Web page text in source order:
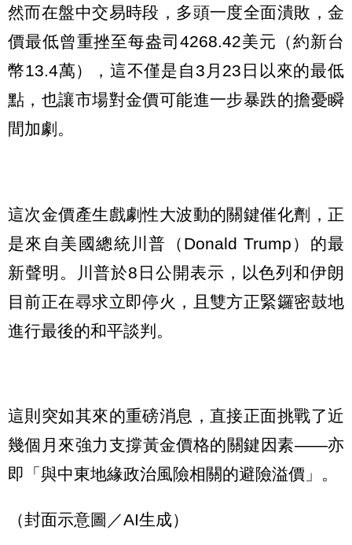
然而在盤中交易時段，多頭一度全面潰敗，金
價最低曾重挫至每盎司4268.42美元（約新台
幣13.4萬），這不僅是自3月23日以來的最低
點，也讓市場對金價可能進一步暴跌的擔憂瞬
間加劇。
這次金價產生戲劇性大波動的關鍵催化劑，正
是來自美國總統川普（Donald Trump）的最
新聲明。川普於8日公開表示，以色列和伊朗
目前正在尋求立即停火，且雙方正緊鑼密鼓地
進行最後的和平談判。
這則突如其來的重磅消息，直接正面挑戰了近
幾個月來強力支撐黃金價格的關鍵因素——亦
即「與中東地緣政治風險相關的避險溢價」。
（封面示意圖／AI生成）